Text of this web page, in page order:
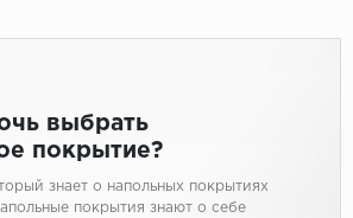
выбрать
покрытие?
знает о напольных покрытиях
покрытия знают о себе